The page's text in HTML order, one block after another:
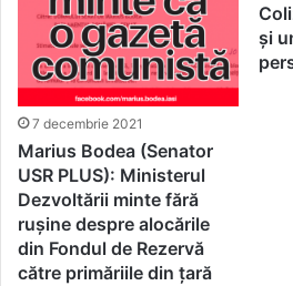
7 decembrie 2021
​​Marius Bodea (Senator
USR PLUS): Ministerul
Dezvoltării minte fără
rușine despre alocările
din Fondul de Rezervă
către primăriile din țară
și